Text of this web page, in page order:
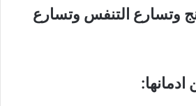
وتسارع التنفس وتسارع
ادمانها: